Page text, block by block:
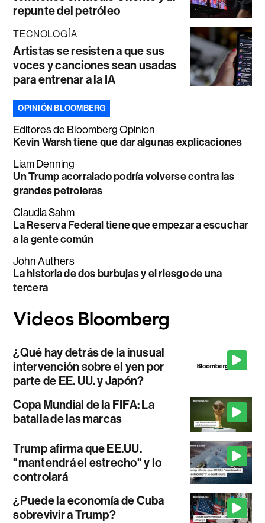
repunte del petróleo
TECNOLOGÍA
Artistas se resisten a que sus
voces y canciones sean usadas
para entrenar a la IA
OPINIÓN BLOOMBERG
Editores de Bloomberg Opinion
Kevin Warsh tiene que dar algunas explicaciones
Liam Denning
Un Trump acorralado podría volverse contra las
grandes petroleras
Claudia Sahm
La Reserva Federal tiene que empezar a escuchar
a la gente común
John Authers
La historia de dos burbujas y el riesgo de una
tercera
¿Qué hay detrás de la inusual
intervención sobre el yen por
parte de EE. UU. y Japón?
Copa Mundial de la FIFA: La
batalla de las marcas
Trump afirma que EE.UU.
"mantendrá el estrecho" y lo
controlará
¿Puede la economía de Cuba
sobrevivir a Trump?